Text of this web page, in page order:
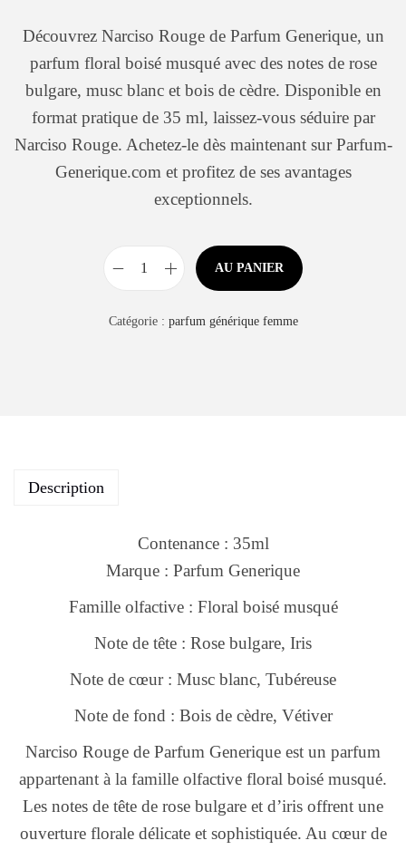
Découvrez Narciso Rouge de Parfum Generique, un
parfum floral boisé musqué avec des notes de rose
bulgare, musc blanc et bois de cèdre. Disponible en
format pratique de 35 ml, laissez-vous séduire par
Narciso Rouge. Achetez-le dès maintenant sur Parfum-
Generique.com et profitez de ses avantages
exceptionnels.
AU PANIER
Catégorie : parfum générique femme
Description
Contenance : 35ml
Marque : Parfum Generique
Famille olfactive : Floral boisé musqué
Note de tête : Rose bulgare, Iris
Note de cœur : Musc blanc, Tubéreuse
Note de fond : Bois de cèdre, Vétiver
Narciso Rouge de Parfum Generique est un parfum
appartenant à la famille olfactive floral boisé musqué.
Les notes de tête de rose bulgare et d’iris offrent une
ouverture florale délicate et sophistiquée. Au cœur de